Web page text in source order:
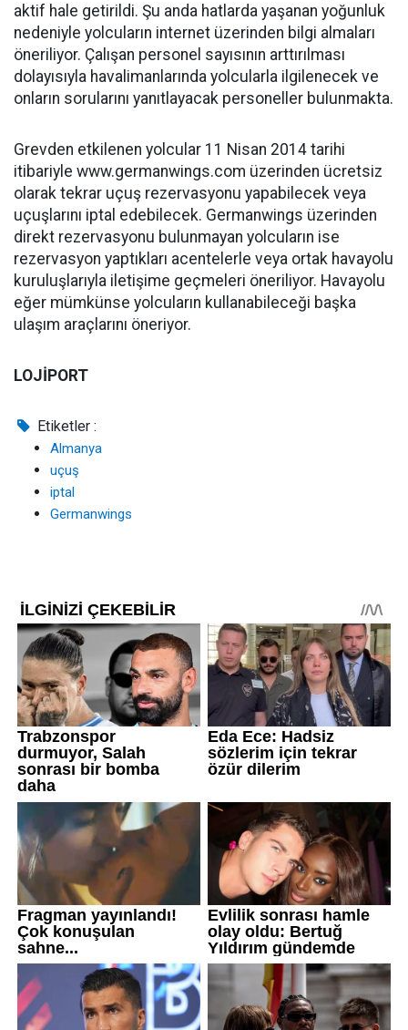
aktif hale getirildi. Şu anda hatlarda yaşanan yoğunluk
nedeniyle yolcuların internet üzerinden bilgi almaları
öneriliyor. Çalışan personel sayısının arttırılması
dolayısıyla havalimanlarında yolcularla ilgilenecek ve
onların sorularını yanıtlayacak personeller bulunmakta.
Grevden etkilenen yolcular 11 Nisan 2014 tarihi
itibariyle www.germanwings.com üzerinden ücretsiz
olarak tekrar uçuş rezervasyonu yapabilecek veya
uçuşlarını iptal edebilecek. Germanwings üzerinden
direkt rezervasyonu bulunmayan yolcuların ise
rezervasyon yaptıkları acentelerle veya ortak havayolu
kuruluşlarıyla iletişime geçmeleri öneriliyor. Havayolu
eğer mümkünse yolcuların kullanabileceği başka
ulaşım araçlarını öneriyor.
LOJİPORT
Etiketler :
Almanya
uçuş
iptal
Germanwings